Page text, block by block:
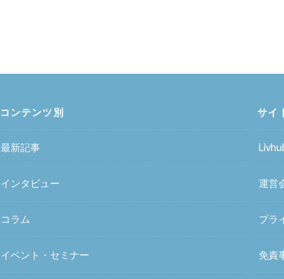
コンテンツ別
最新記事
インタビュー
コラム
イベント・セミナー
サイ
運営
プラ
免責